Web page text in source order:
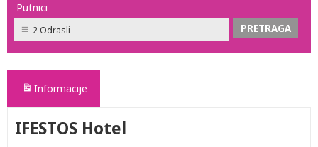
Putnici
2 Odrasli
Informacije
IFESTOS Hotel